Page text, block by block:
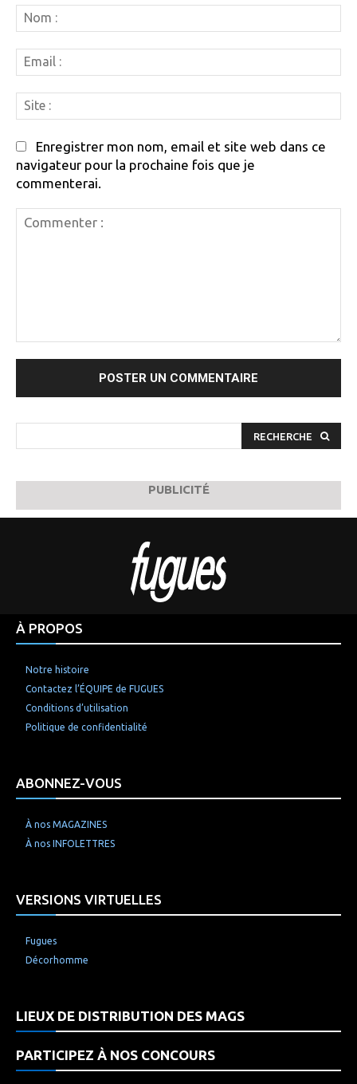
:
:
:
Enregistrer mon nom, email et site web dans ce
navigateur pour la prochaine fois que je
commenterai.
RECHERCHE
PUBLICITÉ
À PROPOS
Notre histoire
Contactez l’ÉQUIPE de FUGUES
Conditions d’utilisation
Politique de confidentialité
ABONNEZ-VOUS
À nos MAGAZINES
À nos INFOLETTRES
VERSIONS VIRTUELLES
Fugues
Décorhomme
LIEUX DE DISTRIBUTION DES MAGS
PARTICIPEZ À NOS CONCOURS